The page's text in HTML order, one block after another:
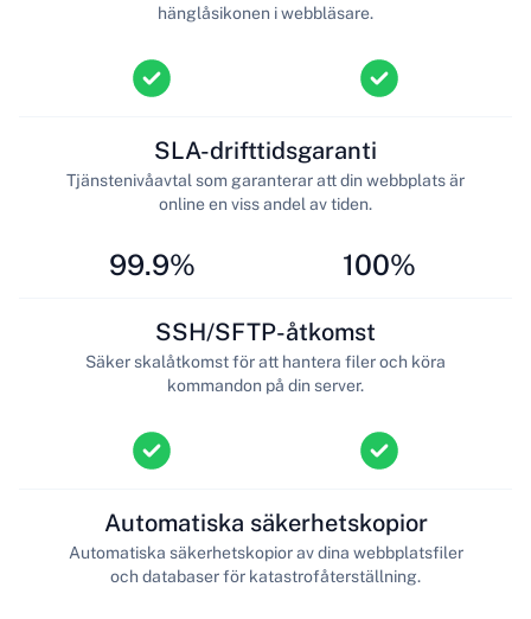
hänglåsikonen i webbläsare.
99.9%
SLA-drifttidsgaranti
Tjänstenivåavtal som garanterar att din webbplats är
online en viss andel av tiden.
100%
SSH/SFTP-åtkomst
Säker skalåtkomst för att hantera filer och köra
kommandon på din server.
Automatiska säkerhetskopior
Automatiska säkerhetskopior av dina webbplatsfiler
och databaser för katastrofåterställning.